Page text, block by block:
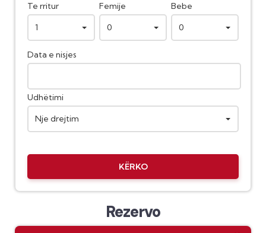
Te rritur
1
Femije
0
Bebe
0
Data e nisjes
Udhëtimi
Nje drejtim
KËRKO
Rezervo